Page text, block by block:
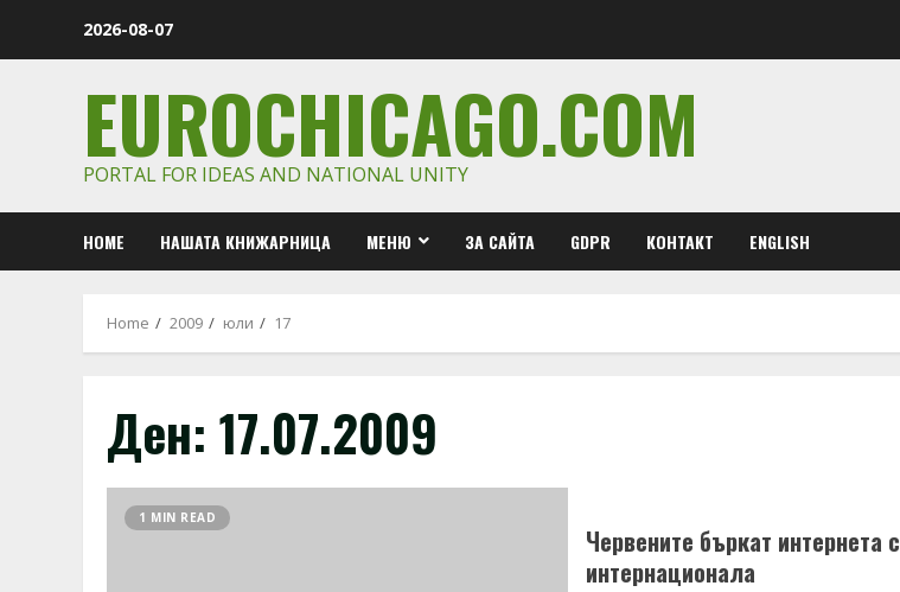
2026-08-07
EUROCHICAGO.COM
PORTAL FOR IDEAS AND NATIONAL UNITY
HOME НАШАТА КНИЖАРНИЦА МЕНЮ ЗА САЙТА GDPR КОНТАКТ ENGLISH
Home 2009 юли 17
Ден: 17.07.2009
1 MIN READ
Червените бъркат интернета с
интернационала